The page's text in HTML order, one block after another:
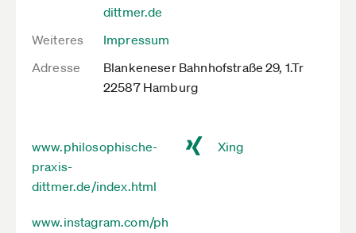
dittmer.de
Weiteres
Impressum
Adresse
Blankeneser Bahnhofstraße 29, 1.Tr
22587 Hamburg
www.philosophische-
praxis-
dittmer.de/index.html
Xing
www.instagram.com/ph